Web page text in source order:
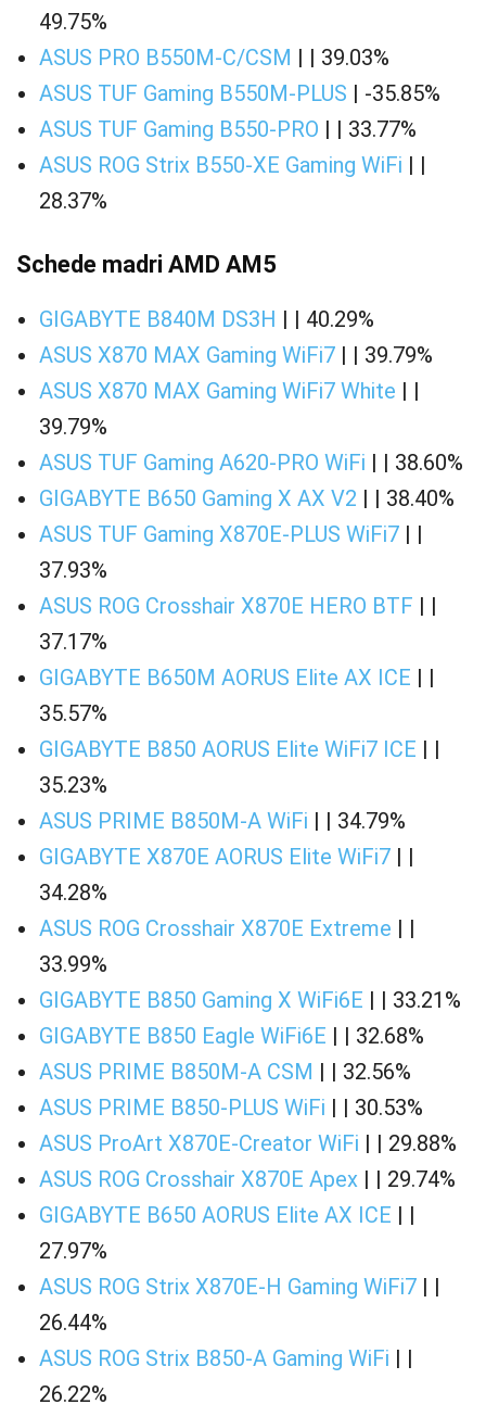
49.75%
ASUS PRO B550M-C/CSM | | 39.03%
ASUS TUF Gaming B550M-PLUS | -35.85%
ASUS TUF Gaming B550-PRO | | 33.77%
ASUS ROG Strix B550-XE Gaming WiFi | |
28.37%
Schede madri AMD AM5
GIGABYTE B840M DS3H | | 40.29%
ASUS X870 MAX Gaming WiFi7 | | 39.79%
ASUS X870 MAX Gaming WiFi7 White | |
39.79%
ASUS TUF Gaming A620-PRO WiFi | | 38.60%
GIGABYTE B650 Gaming X AX V2 | | 38.40%
ASUS TUF Gaming X870E-PLUS WiFi7 | |
37.93%
ASUS ROG Crosshair X870E HERO BTF | |
37.17%
GIGABYTE B650M AORUS Elite AX ICE | |
35.57%
GIGABYTE B850 AORUS Elite WiFi7 ICE | |
35.23%
ASUS PRIME B850M-A WiFi | | 34.79%
GIGABYTE X870E AORUS Elite WiFi7 | |
34.28%
ASUS ROG Crosshair X870E Extreme | |
33.99%
GIGABYTE B850 Gaming X WiFi6E | | 33.21%
GIGABYTE B850 Eagle WiFi6E | | 32.68%
ASUS PRIME B850M-A CSM | | 32.56%
ASUS PRIME B850-PLUS WiFi | | 30.53%
ASUS ProArt X870E-Creator WiFi | | 29.88%
ASUS ROG Crosshair X870E Apex | | 29.74%
GIGABYTE B650 AORUS Elite AX ICE | |
27.97%
ASUS ROG Strix X870E-H Gaming WiFi7 | |
26.44%
ASUS ROG Strix B850-A Gaming WiFi | |
26.22%